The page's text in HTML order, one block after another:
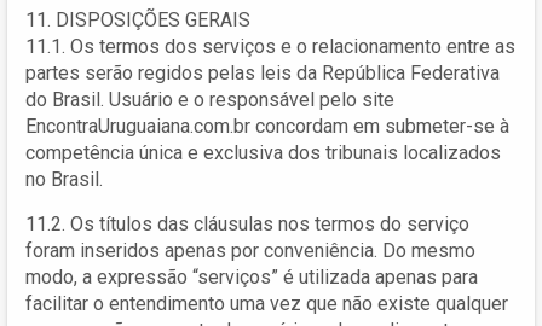
11. DISPOSIÇÕES GERAIS
11.1. Os termos dos serviços e o relacionamento entre as
partes serão regidos pelas leis da República Federativa
do Brasil. Usuário e o responsável pelo site
EncontraUruguaiana.com.br concordam em submeter-se à
competência única e exclusiva dos tribunais localizados
no Brasil.
11.2. Os títulos das cláusulas nos termos do serviço
foram inseridos apenas por conveniência. Do mesmo
modo, a expressão “serviços” é utilizada apenas para
facilitar o entendimento uma vez que não existe qualquer